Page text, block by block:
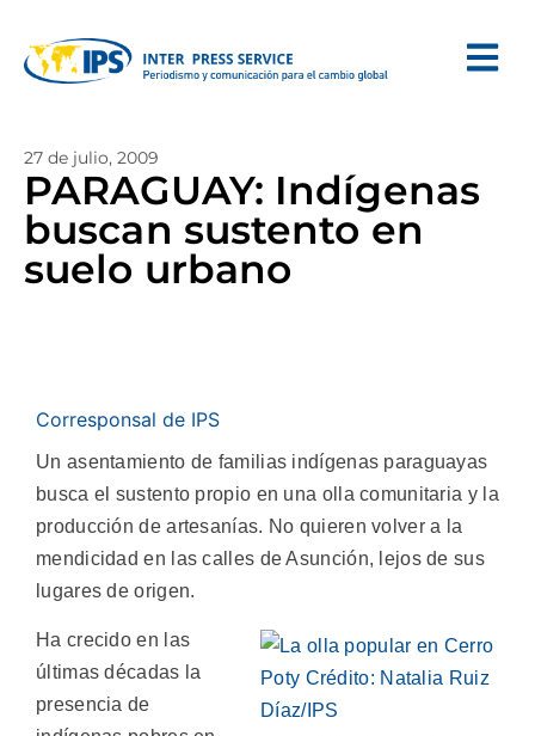
27 de julio, 2009
PARAGUAY: Indígenas
buscan sustento en
suelo urbano
Corresponsal de IPS
Un asentamiento de familias indígenas paraguayas
busca el sustento propio en una olla comunitaria y la
producción de artesanías. No quieren volver a la
mendicidad en las calles de Asunción, lejos de sus
lugares de origen.
Ha crecido en las
últimas décadas la
presencia de